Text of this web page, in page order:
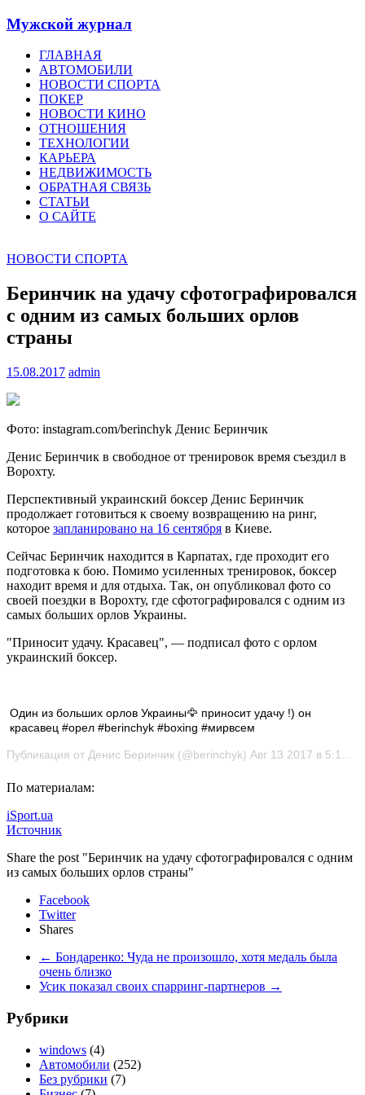
Мужской журнал
ГЛАВНАЯ
АВТОМОБИЛИ
НОВОСТИ СПОРТА
ПОКЕР
НОВОСТИ КИНО
ОТНОШЕНИЯ
ТЕХНОЛОГИИ
КАРЬЕРА
НЕДВИЖИМОСТЬ
ОБРАТНАЯ СВЯЗЬ
СТАТЬИ
О САЙТЕ
НОВОСТИ СПОРТА
Беринчик на удачу сфотографировался
с одним из самых больших орлов
страны
15.08.2017 admin
Фото: instagram.com/berinchyk Денис Беринчик
Денис Беринчик в свободное от тренировок время съездил в
Ворохту.
Перспективный украинский боксер Денис Беринчик
продолжает готовиться к своему возвращению на ринг,
которое запланировано на 16 сентября в Киеве.
Сейчас Беринчик находится в Карпатах, где проходит его
подготовка к бою. Помимо усиленных тренировок, боксер
находит время и для отдыха. Так, он опубликовал фото со
своей поездки в Ворохту, где сфотографировался с одним из
самых больших орлов Украины.
"Приносит удачу. Красавец", — подписал фото с орлом
украинский боксер.
Один из больших орлов Украины🦅 приносит удачу !) он
красавец #орел #berinchyk #boxing #мирвсем
Публикация от Денис Беринчик (@berinchyk) Авг 13 2017 в 5:15 PDT
По материалам:
iSport.ua
Источник
Share the post "Беринчик на удачу сфотографировался с одним
из самых больших орлов страны"
Facebook
Twitter
Shares
← Бондаренко: Чуда не произошло, хотя медаль была
очень близко
Усик показал своих спарринг-партнеров →
Рубрики
windows (4)
Автомобили (252)
Без рубрики (7)